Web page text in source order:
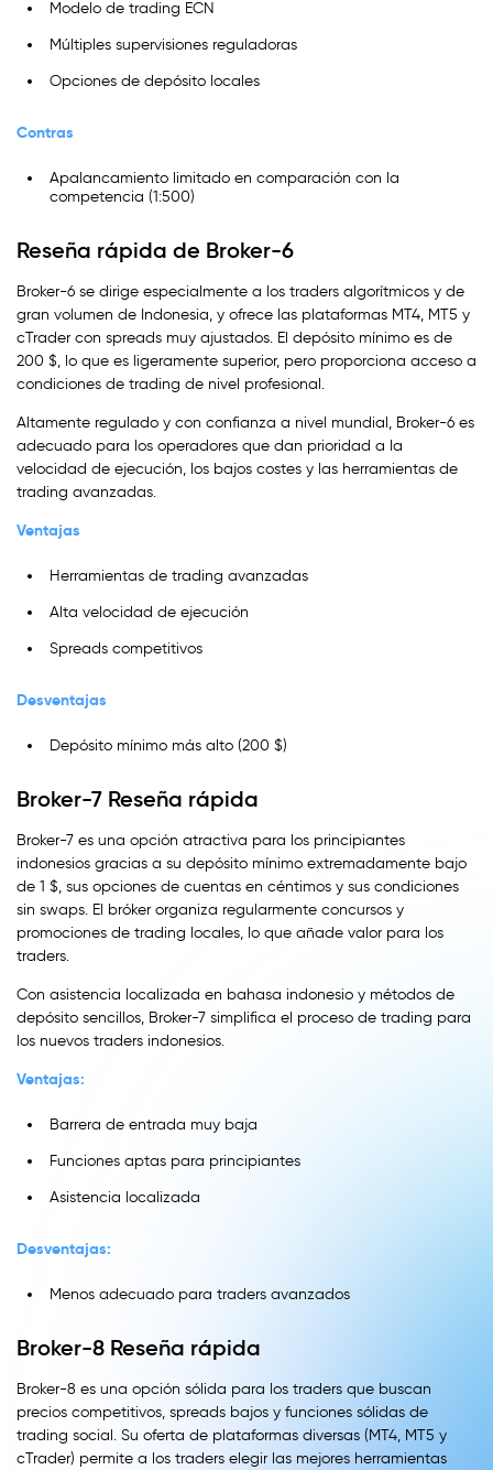
Modelo de trading ECN
Múltiples supervisiones reguladoras
Opciones de depósito locales
Contras
Apalancamiento limitado en comparación con la
competencia (1:500)
Reseña rápida de Broker-6
Broker-6 se dirige especialmente a los traders algorítmicos y de
gran volumen de Indonesia, y ofrece las plataformas MT4, MT5 y
cTrader con spreads muy ajustados. El depósito mínimo es de
200 $, lo que es ligeramente superior, pero proporciona acceso a
condiciones de trading de nivel profesional.
Altamente regulado y con confianza a nivel mundial, Broker-6 es
adecuado para los operadores que dan prioridad a la
velocidad de ejecución, los bajos costes y las herramientas de
trading avanzadas.
Ventajas
Herramientas de trading avanzadas
Alta velocidad de ejecución
Spreads competitivos
Desventajas
Depósito mínimo más alto (200 $)
Broker-7 Reseña rápida
Broker-7 es una opción atractiva para los principiantes
indonesios gracias a su depósito mínimo extremadamente bajo
de 1 $, sus opciones de cuentas en céntimos y sus condiciones
sin swaps. El bróker organiza regularmente concursos y
promociones de trading locales, lo que añade valor para los
traders.
Con asistencia localizada en bahasa indonesio y métodos de
depósito sencillos, Broker-7 simplifica el proceso de trading para
los nuevos traders indonesios.
Ventajas:
Barrera de entrada muy baja
Funciones aptas para principiantes
Asistencia localizada
Desventajas:
Menos adecuado para traders avanzados
Broker-8 Reseña rápida
Broker-8 es una opción sólida para los traders que buscan
precios competitivos, spreads bajos y funciones sólidas de
trading social. Su oferta de plataformas diversas (MT4, MT5 y
cTrader) permite a los traders elegir las mejores herramientas